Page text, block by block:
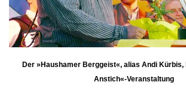
Der »Haushamer Berggeist«, alias Andi Kürbis,
Anstich«-Veranstaltung